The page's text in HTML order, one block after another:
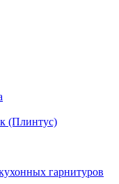
(Плинтус)
гарнитуров